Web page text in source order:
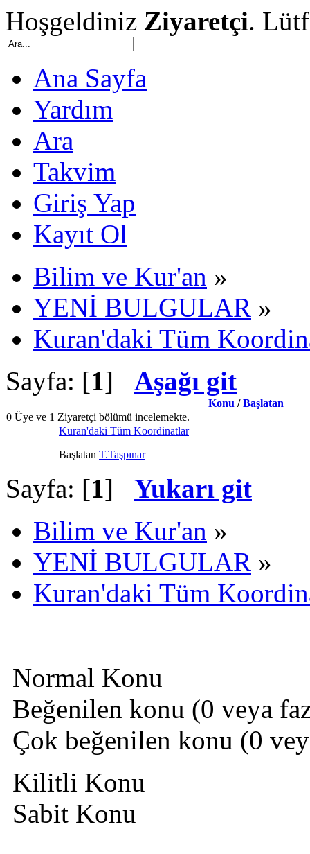
Hoşgeldiniz Ziyaretçi.
Ana Sayfa
Yardım
Ara
Takvim
Giriş Yap
Kayıt Ol
Bilim ve Kur'an »
YENİ BULGULAR »
Kuran'daki Tüm
Sayfa: [1] Aşağı git
Konu /Başlatan
0 Üye ve 1 Ziyaretçi bölümü incelemekte.
Kuran'daki Tüm Koordinatlar
Başlatan T.Taşpınar
Sayfa: [1] Yukarı git
Bilim ve Kur'an »
YENİ BULGULAR »
Kuran'daki Tüm
Normal Konu
Beğenilen konu (0 veya
Çok beğenilen konu (0
Kilitli Konu
Sabit Konu